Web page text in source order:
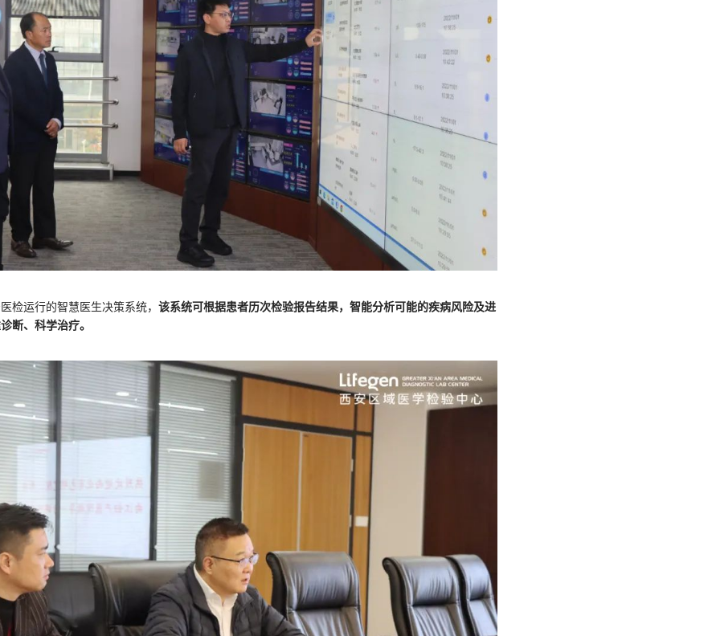
检运行的智慧医生决策系统， 该系统可根据患者历次检验报告结果，智能分析可能的疾病风险及进
断、科学治疗。